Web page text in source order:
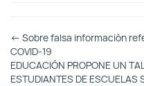
Otras
Entradas
← Sobre falsa información
COVID-19
EDUCACIÓN PROPONE UN
ESTUDIANTES DE ESCUELAS